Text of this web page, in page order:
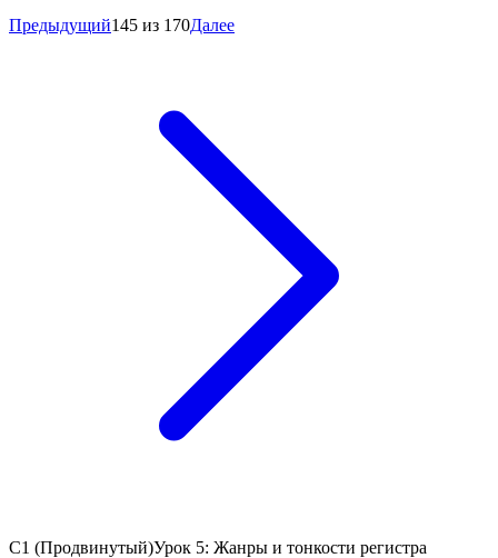
Предыдущий145 из 170Далее
C1 (Продвинутый)Урок 5: Жанры и тонкости регистра